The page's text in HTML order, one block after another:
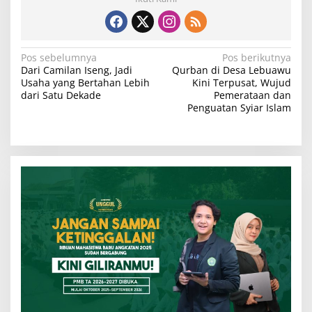
N
a
v
g
a
Pos sebelumnya
Dari Camilan Iseng, Jadi
Usaha yang Bertahan Lebih
dari Satu Dekade
Pos berikutnya
Qurban di Desa Lebuawu
Kini Terpusat, Wujud
Pemerataan dan
Penguatan Syiar Islam